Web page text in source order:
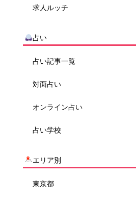
求人ルッチ
占い
占い記事一覧
対面占い
オンライン占い
占い学校
エリア別
東京都